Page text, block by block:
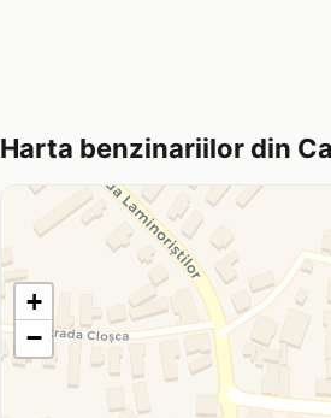
Harta benzinariilor din
+
−